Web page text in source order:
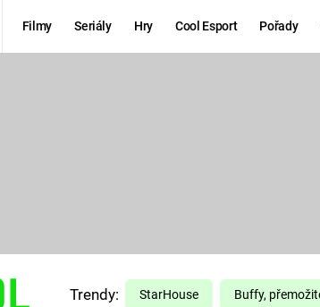
Filmy Seriály Hry Cool Esport Pořady
Trendy: StarHouse Buffy,